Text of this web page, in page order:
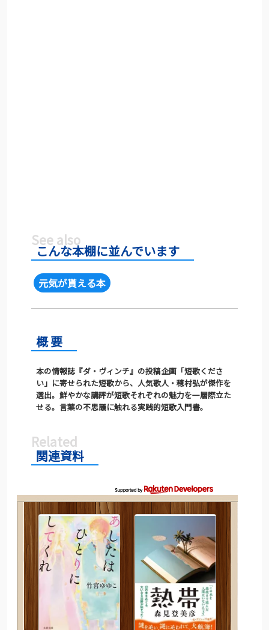
こんな本棚に並んでいます
元気が貰える本
概 要
本の情報誌『ダ・ヴィンチ』の投稿企画「短歌くださ
い」に寄せられた短歌から、人気歌人・穂村弘が傑作を
選出。鮮やかな講評が短歌それぞれの魅力を一層際立た
せる。言葉の不思議に触れる実践的短歌入門書。
関連資料